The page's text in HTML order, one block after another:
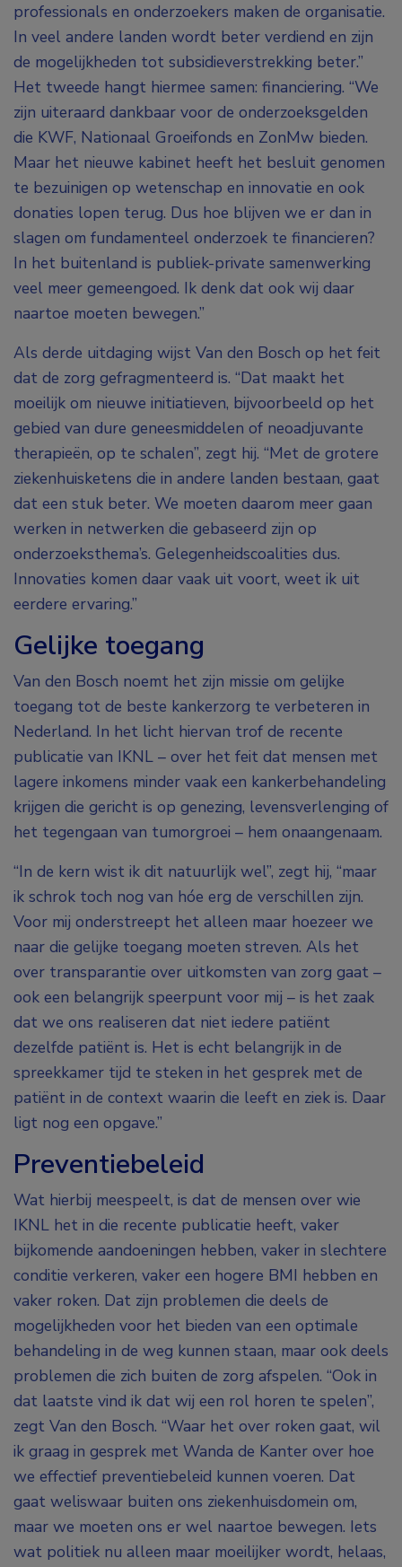
professionals en onderzoekers maken de organisatie.
In veel andere landen wordt beter verdiend en zijn
de mogelijkheden tot subsidieverstrekking beter.”
Het tweede hangt hiermee samen: financiering. “We
zijn uiteraard dankbaar voor de onderzoeksgelden
die KWF, Nationaal Groeifonds en ZonMw bieden.
Maar het nieuwe kabinet heeft het besluit genomen
te bezuinigen op wetenschap en innovatie en ook
donaties lopen terug. Dus hoe blijven we er dan in
slagen om fundamenteel onderzoek te financieren?
In het buitenland is publiek-private samenwerking
veel meer gemeengoed. Ik denk dat ook wij daar
naartoe moeten bewegen.”
Als derde uitdaging wijst Van den Bosch op het feit
dat de zorg gefragmenteerd is. “Dat maakt het
moeilijk om nieuwe initiatieven, bijvoorbeeld op het
gebied van dure geneesmiddelen of neoadjuvante
therapieën, op te schalen”, zegt hij. “Met de grotere
ziekenhuisketens die in andere landen bestaan, gaat
dat een stuk beter. We moeten daarom meer gaan
werken in netwerken die gebaseerd zijn op
onderzoeksthema’s. Gelegenheidscoalities dus.
Innovaties komen daar vaak uit voort, weet ik uit
eerdere ervaring.”
Gelijke toegang
Van den Bosch noemt het zijn missie om gelijke
toegang tot de beste kankerzorg te verbeteren in
Nederland. In het licht hiervan trof de recente
publicatie van IKNL – over het feit dat mensen met
lagere inkomens minder vaak een kankerbehandeling
krijgen die gericht is op genezing, levensverlenging of
het tegengaan van tumorgroei – hem onaangenaam.
“In de kern wist ik dit natuurlijk wel”, zegt hij, “maar
ik schrok toch nog van hóe erg de verschillen zijn.
Voor mij onderstreept het alleen maar hoezeer we
naar die gelijke toegang moeten streven. Als het
over transparantie over uitkomsten van zorg gaat –
ook een belangrijk speerpunt voor mij – is het zaak
dat we ons realiseren dat niet iedere patiënt
dezelfde patiënt is. Het is echt belangrijk in de
spreekkamer tijd te steken in het gesprek met de
patiënt in de context waarin die leeft en ziek is. Daar
ligt nog een opgave.”
Preventiebeleid
Wat hierbij meespeelt, is dat de mensen over wie
IKNL het in die recente publicatie heeft, vaker
bijkomende aandoeningen hebben, vaker in slechtere
conditie verkeren, vaker een hogere BMI hebben en
vaker roken. Dat zijn problemen die deels de
mogelijkheden voor het bieden van een optimale
behandeling in de weg kunnen staan, maar ook deels
problemen die zich buiten de zorg afspelen. “Ook in
dat laatste vind ik dat wij een rol horen te spelen”,
zegt Van den Bosch. “Waar het over roken gaat, wil
ik graag in gesprek met Wanda de Kanter over hoe
we effectief preventiebeleid kunnen voeren. Dat
gaat weliswaar buiten ons ziekenhuisdomein om,
maar we moeten ons er wel naartoe bewegen. Iets
wat politiek nu alleen maar moeilijker wordt, helaas,